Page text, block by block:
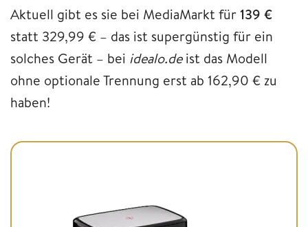
Aktuell gibt es sie bei MediaMarkt für139 €
statt 329,99 € – das ist supergünstig für ein
solches Gerät – bei idealo.deist das Modell
ohne optionale Trennung erst ab 162,90 € zu
haben!